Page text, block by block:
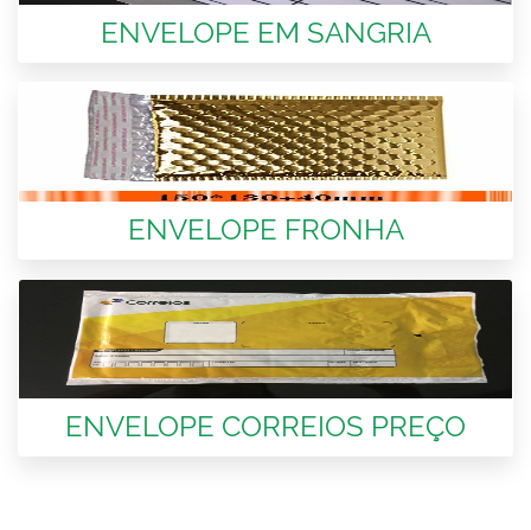
ENVELOPE EM SANGRIA
ENVELOPE FRONHA
ENVELOPE CORREIOS PREÇO